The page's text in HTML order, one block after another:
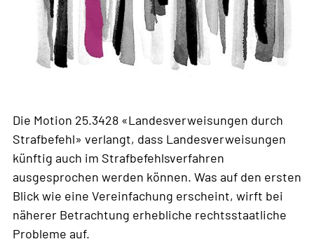
Die Motion 25.3428 «Landesverweisungen durch
Strafbefehl» verlangt, dass Landesverweisungen
künftig auch im Strafbefehlsverfahren
ausgesprochen werden können. Was auf den ersten
Blick wie eine Vereinfachung erscheint, wirft bei
näherer Betrachtung erhebliche rechtsstaatliche
Probleme auf.